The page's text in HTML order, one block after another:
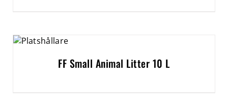
FF Small Animal Litter 10 L